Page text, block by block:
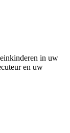
in uw
en uw